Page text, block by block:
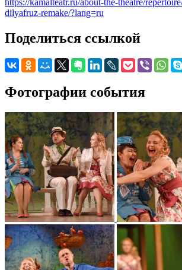
https://kamalteatr.ru/about-the-theatre/
dilyafruz-remake/?lang=ru
Поделиться ссылкой
Фотографии события